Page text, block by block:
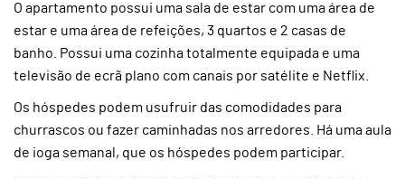
O apartamento possui uma sala de estar com uma área de
estar e uma área de refeições, 3 quartos e 2 casas de
banho. Possui uma cozinha totalmente equipada e uma
televisão de ecrã plano com canais por satélite e Netflix.
Os hóspedes podem usufruir das comodidades para
churrascos ou fazer caminhadas nos arredores. Há uma aula
de ioga semanal, que os hóspedes podem participar.